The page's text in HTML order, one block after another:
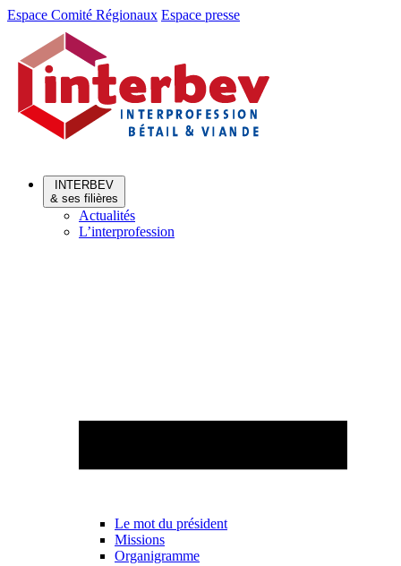
Aller
Aller
contenu
Espace Comité Régionaux Espace presse
INTERBEV
& ses filières
Actualités
L’interprofession
Le mot du président
Missions
Organigramme